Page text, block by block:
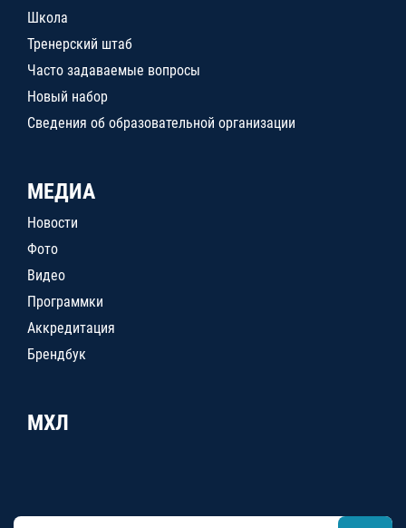
Школа
Тренерский штаб
Часто задаваемые вопросы
Новый набор
Сведения об образовательной организации
МЕДИА
Новости
Фото
Видео
Программки
Аккредитация
Брендбук
МХЛ